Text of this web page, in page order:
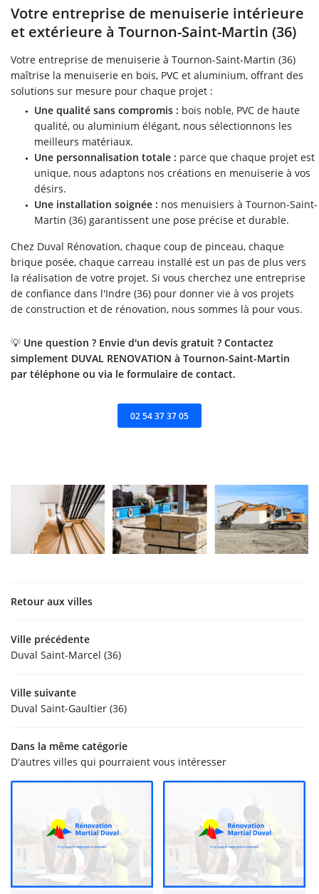
Votre entreprise de menuiserie intérieure
et extérieure à Tournon-Saint-Martin (36)
Votre entreprise de menuiserie à Tournon-Saint-Martin (36)
maîtrise la menuiserie en bois, PVC et aluminium, offrant des
solutions sur mesure pour chaque projet :
Une qualité sans compromis : bois noble, PVC de haute
qualité, ou aluminium élégant, nous sélectionnons les
meilleurs matériaux.
Une personnalisation totale : parce que chaque projet est
unique, nous adaptons nos créations en menuiserie à vos
désirs.
Une installation soignée : nos menuisiers à Tournon-Saint-
Martin (36) garantissent une pose précise et durable.
Chez Duval Rénovation, chaque coup de pinceau, chaque
brique posée, chaque carreau installé est un pas de plus vers
la réalisation de votre projet. Si vous cherchez une entreprise
de confiance dans l'Indre (36) pour donner vie à vos projets
de construction et de rénovation, nous sommes là pour vous.
💡 Une question ? Envie d'un devis gratuit ? Contactez
simplement DUVAL RENOVATION à Tournon-Saint-Martin
par téléphone ou via le formulaire de contact.
02 54 37 37 05
Retour aux villes
Ville précédente
Duval Saint-Marcel (36)
Ville suivante
Duval Saint-Gaultier (36)
Dans la même catégorie
D'autres villes qui pourraient vous intéresser